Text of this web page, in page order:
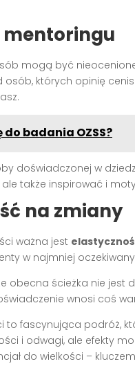
mentoringu
mogą być
których opinię
badania OZSS?
doświadczonej w
także inspirować i
na zmiany
ważna jest
w najmniej
obecna ścieżka nie
wnosi coś
to fascynująca podróż,
i odwagi, ale efekty
do wielkości –